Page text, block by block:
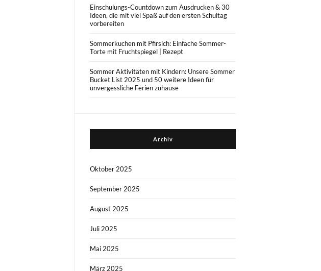
Einschulungs-Countdown zum Ausdrucken & 30
Ideen, die mit viel Spaß auf den ersten Schultag
vorbereiten
Sommerkuchen mit Pfirsich: Einfache Sommer-
Torte mit Fruchtspiegel | Rezept
Sommer Aktivitäten mit Kindern: Unsere Sommer
Bucket List 2025 und 50 weitere Ideen für
unvergessliche Ferien zuhause
Archiv
Oktober 2025
September 2025
August 2025
Juli 2025
Mai 2025
März 2025